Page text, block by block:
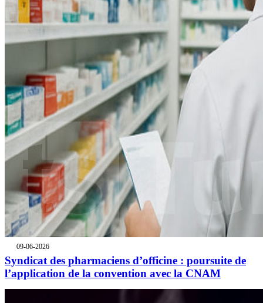
09-06-2026
Syndicat des pharmaciens d’officine : poursuite de
l’application de la convention avec la CNAM